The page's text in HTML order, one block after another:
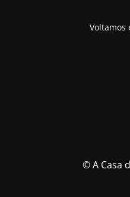
Voltamos
© A Casa